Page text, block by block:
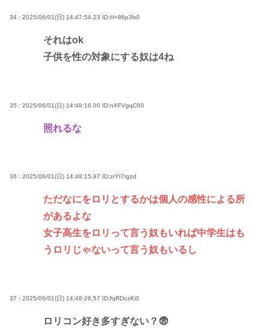
34 : 2025/06/01(日) 14:47:54.23 ID:H+86p3lx0
それはok
子供を性の対象にする奴は4ね
35 : 2025/06/01(日) 14:48:16.00 ID:nXFVgqC60
照れるな
36 : 2025/06/01(日) 14:48:15.97 ID:zrYI7rgzd
ただなにをロリとするかは個人の感性による所
があるよな
女子高生をロリって言う奴もいれば中学生はも
うロリじゃないって言う奴もいるし
37 : 2025/06/01(日) 14:48:26.57 ID:fqRDozKi0
ロリコン好き多すぎない？😨